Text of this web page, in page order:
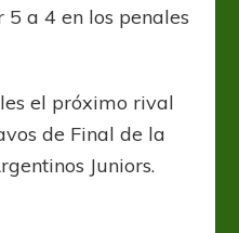
a 4 en los penales
el próximo rival
de Final de la
Juniors.